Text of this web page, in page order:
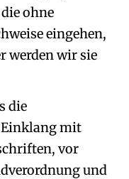
ohne
eingehen,
werden wir sie
die
mit
vor
und